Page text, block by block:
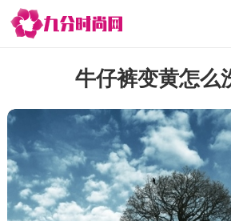
牛仔裤变黄怎么